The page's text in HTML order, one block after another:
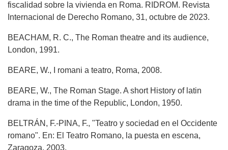
fiscalidad sobre la vivienda en Roma. RIDROM. Revista
Internacional de Derecho Romano, 31, octubre de 2023.
BEACHAM, R. C., The Roman theatre and its audience,
London, 1991.
BEARE, W., I romani a teatro, Roma, 2008.
BEARE, W., The Roman Stage. A short History of latin
drama in the time of the Republic, London, 1950.
BELTRÁN, F.-PINA, F., "Teatro y sociedad en el Occidente
romano". En: El Teatro Romano, la puesta en escena,
Zaragoza, 2003.